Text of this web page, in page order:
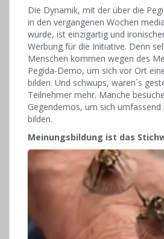
Die Dynamik, mit der über die
in den vergangenen Wochen
wurde, ist einzigartig und
Werbung für die Initiative. Denn
Menschen kommen wegen des
Pegida-Demo, um sich vor Ort
bilden. Und schwups, waren´s
Teilnehmer mehr. Manche
Gegendemos, um sich umfassend
bilden.
Meinungsbildung ist das